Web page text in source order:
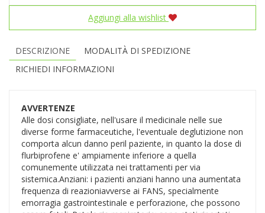
Aggiungi alla wishlist
DESCRIZIONE
MODALITÀ DI SPEDIZIONE
RICHIEDI INFORMAZIONI
AVVERTENZE
Alle dosi consigliate, nell'usare il medicinale nelle sue
diverse forme farmaceutiche, l'eventuale deglutizione non
comporta alcun danno peril paziente, in quanto la dose di
flurbiprofene e' ampiamente inferiore a quella
comunemente utilizzata nei trattamenti per via
sistemica.Anziani: i pazienti anziani hanno una aumentata
frequenza di reazioniavverse ai FANS, specialmente
emorragia gastrointestinale e perforazione, che possono